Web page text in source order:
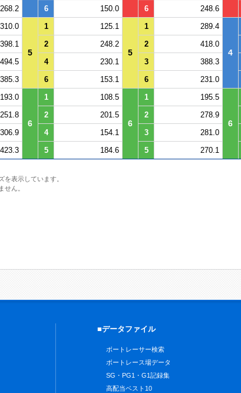
268.2 6 150.0 6 248.6
310.0
5
1 125.1
5
1 289.4
4
398.1 2 248.2 2 418.0
494.5 4 230.1 3 388.3
385.3 6 153.1 6 231.0
193.0
6
1 108.5
6
1 195.5
6
251.8 2 201.5 2 278.9
306.9 4 154.1 3 281.0
423.3 5 184.6 5 270.1
表示しています。
せん。
■データファイル
ボートレーサー検索
ボートレース場データ
SG・PG1・G1記録集
高配当ベスト10